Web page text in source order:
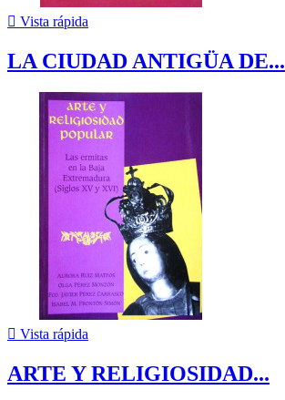
 Vista rápida
LA CIUDAD ANTIGÜA DE...
 Vista rápida
ARTE Y RELIGIOSIDAD...